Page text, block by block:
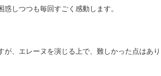
しつつも毎回すごく感動します。
、エレーヌを演じる上で、難しかった点はあり